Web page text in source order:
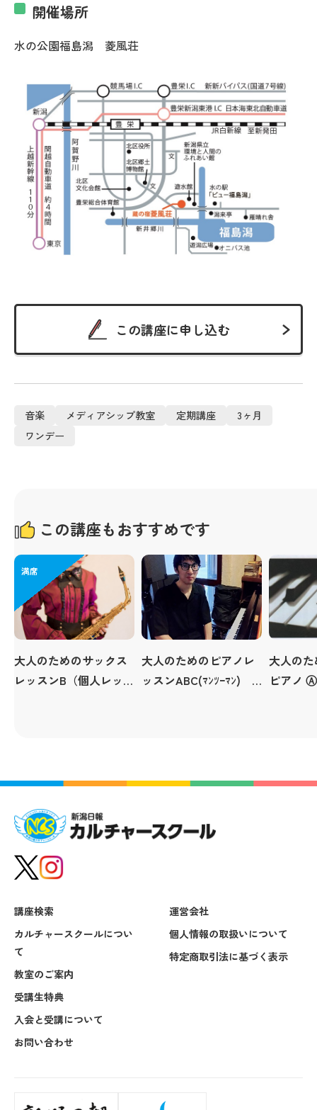
開催場所
水の公園福島潟 菱風荘
この講座に申し込む
音楽 メディアシップ教室 定期講座
3ヶ月
ワンデー
この講座もおすすめです
満席
大人のためのサックス
レッスンB（個人レッス
大人のためのピアノレ
ッスンABC(ﾏﾝﾂｰﾏﾝ)
大人の
ピアノ
講座検索
カルチャースクールについ
て
教室のご案内
受講生特典
入会と受講について
お問い合わせ
運営会社
個人情報の取扱いについて
特定商取引法に基づく表示